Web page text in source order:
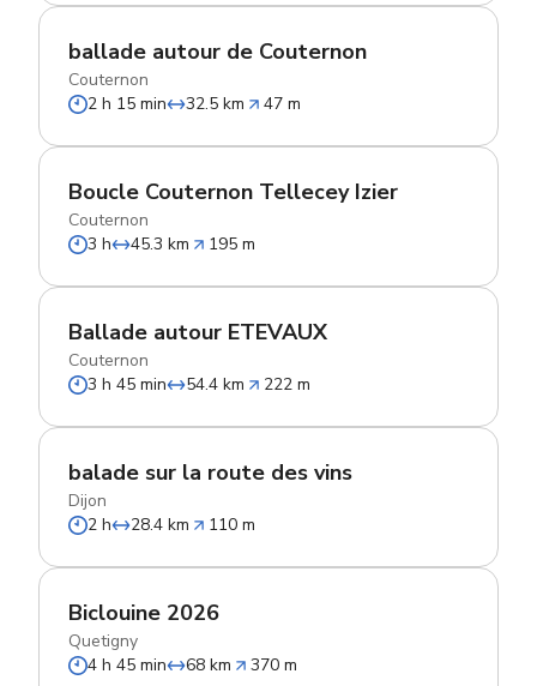
ballade autour de Couternon
Couternon
2 h 15 min
32.5 km 47 m
Boucle Couternon Tellecey Izier
Couternon
3 h
45.3 km 195 m
Ballade autour ETEVAUX
Couternon
3 h 45 min
54.4 km 222 m
balade sur la route des vins
Dijon
2 h
28.4 km 110 m
Biclouine 2026
Quetigny
4 h 45 min
68 km 370 m